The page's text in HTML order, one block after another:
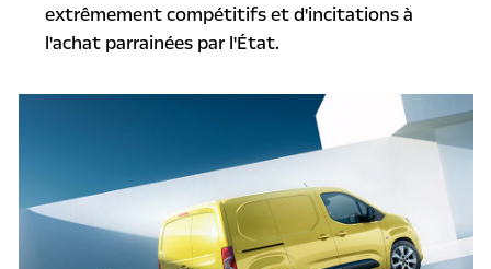
extrêmement compétitifs et d'incitations à
l'achat parrainées par l'État.